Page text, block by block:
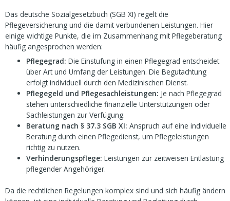
Das deutsche Sozialgesetzbuch (SGB XI) regelt die
Pflegeversicherung und die damit verbundenen Leistungen. Hier
einige wichtige Punkte, die im Zusammenhang mit Pflegeberatung
häufig angesprochen werden:
Pflegegrad: Die Einstufung in einen Pflegegrad entscheidet
über Art und Umfang der Leistungen. Die Begutachtung
erfolgt individuell durch den Medizinischen Dienst.
Pflegegeld und Pflegesachleistungen: Je nach Pflegegrad
stehen unterschiedliche finanzielle Unterstützungen oder
Sachleistungen zur Verfügung.
Beratung nach § 37.3 SGB XI: Anspruch auf eine individuelle
Beratung durch einen Pflegedienst, um Pflegeleistungen
richtig zu nutzen.
Verhinderungspflege: Leistungen zur zeitweisen Entlastung
pflegender Angehöriger.
Da die rechtlichen Regelungen komplex sind und sich häufig ändern